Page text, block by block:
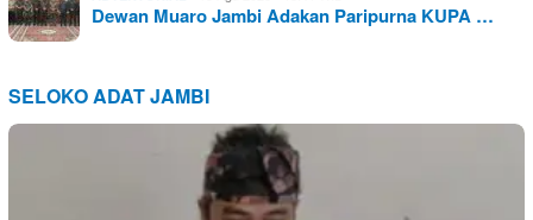
Dewan Muaro Jambi Adakan Paripurna KUPA …
SELOKO ADAT JAMBI